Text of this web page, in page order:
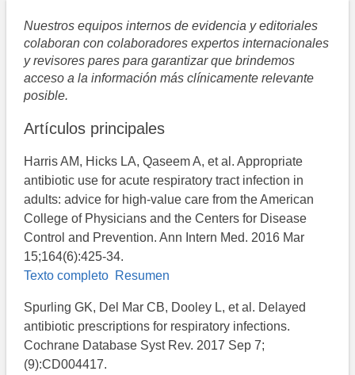
Nuestros equipos internos de evidencia y editoriales
colaboran con colaboradores expertos internacionales
y revisores pares para garantizar que brindemos
acceso a la información más clínicamente relevante
posible.
Artículos principales
Harris AM, Hicks LA, Qaseem A, et al. Appropriate
antibiotic use for acute respiratory tract infection in
adults: advice for high-value care from the American
College of Physicians and the Centers for Disease
Control and Prevention. Ann Intern Med. 2016 Mar
15;164(6):425-34.
Texto completo Resumen
Spurling GK, Del Mar CB, Dooley L, et al. Delayed
antibiotic prescriptions for respiratory infections.
Cochrane Database Syst Rev. 2017 Sep 7;
(9):CD004417.